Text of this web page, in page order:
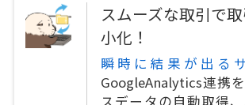
スムーズな取引で
小化！
瞬時に結果が出る
GoogleAnalytics連携
スデータの自動取得